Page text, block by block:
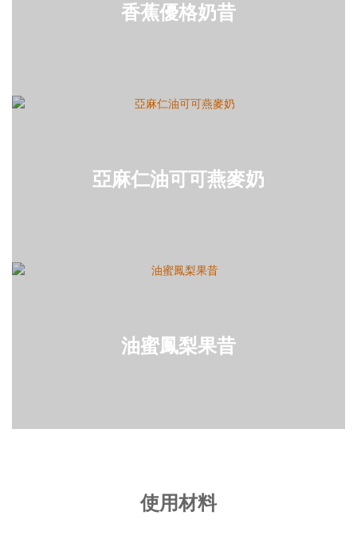
香蕉優格奶昔
亞麻仁油可可燕麥奶
油蜜鳳梨果昔
使用材料